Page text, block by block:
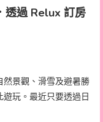
透過 Relux 訂房
然景觀、滑雪及避暑勝
玩。最近只要透過日